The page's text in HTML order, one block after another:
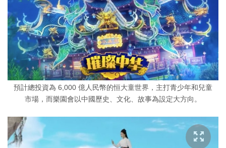
預計總投資為 6,000 億人民幣的恒大童世界，主打青少年和兒童
市場，而樂園會以中國歷史、文化、故事為設定大方向。